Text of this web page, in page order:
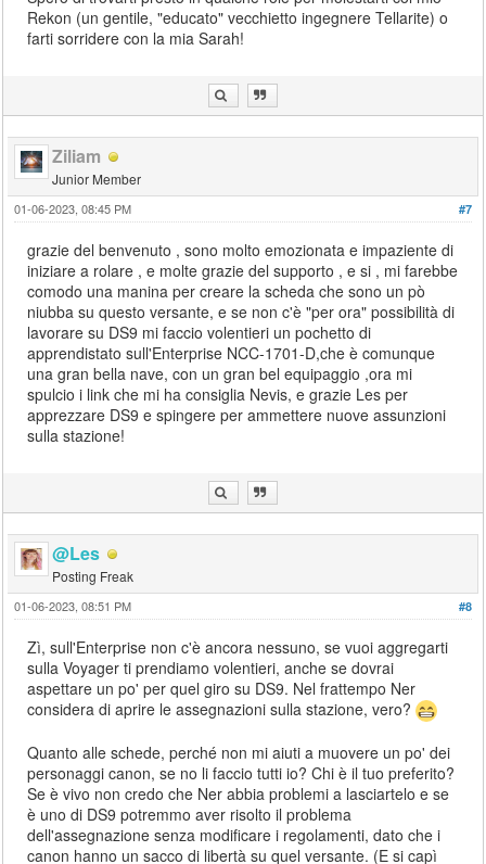
Rekon (un gentile, "educato" vecchietto ingegnere Tellarite) o
farti sorridere con la mia Sarah!
Ziliam
Junior Member
#7
01-06-2023, 08:45 PM
grazie del benvenuto , sono molto emozionata e impaziente di
iniziare a rolare , e molte grazie del supporto , e si , mi farebbe
comodo una manina per creare la scheda che sono un pò
niubba su questo versante, e se non c'è "per ora" possibilità di
lavorare su DS9 mi faccio volentieri un pochetto di
apprendistato sull'Enterprise NCC-1701-D,che è comunque
una gran bella nave, con un gran bel equipaggio ,ora mi
spulcio i link che mi ha consiglia Nevis, e grazie Les per
apprezzare DS9 e spingere per ammettere nuove assunzioni
sulla stazione!
@Les
Posting Freak
#8
01-06-2023, 08:51 PM
Zì, sull'Enterprise non c'è ancora nessuno, se vuoi aggregarti
sulla Voyager ti prendiamo volentieri, anche se dovrai
aspettare un po' per quel giro su DS9. Nel frattempo Ner
considera di aprire le assegnazioni sulla stazione, vero?
Quanto alle schede, perché non mi aiuti a muovere un po' dei
personaggi canon, se no li faccio tutti io? Chi è il tuo preferito?
Se è vivo non credo che Ner abbia problemi a lasciartelo e se
è uno di DS9 potremmo aver risolto il problema
dell'assegnazione senza modificare i regolamenti, dato che i
canon hanno un sacco di libertà su quel versante. (E si capì